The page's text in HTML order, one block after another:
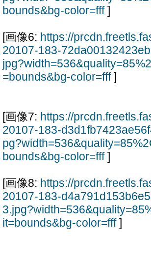
bounds&bg-color=fff]
[画像6: https://
20107-183-
=bounds&bg-color=fff]
[画像7: https://
20107-183-
bounds&bg-color=fff]
[画像8: https://
20107-183-
it=bounds&bg-color=fff]